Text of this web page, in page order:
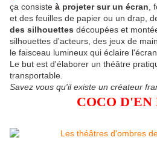
ça consiste à projeter sur un écran
et des feuilles de papier ou un drap,
des silhouettes découpées et
silhouettes d'acteurs, des jeux de
le faisceau lumineux qui éclaire l'écran.
Le but est d'élaborer un théâtre
transportable.
Savez vous qu'il existe un créateur
COCO D'EN